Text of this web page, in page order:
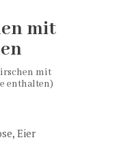
mit
mit
enthalten)
Eier